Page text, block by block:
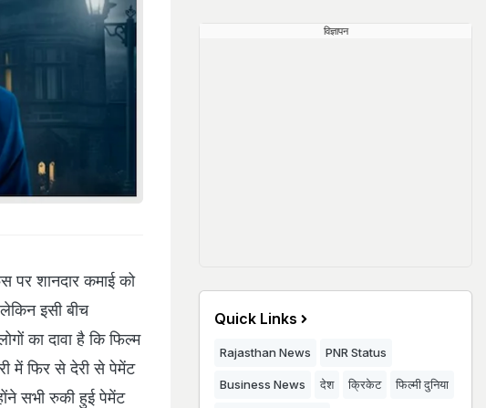
पर शानदार कमाई को
इसी बीच
का दावा है कि फिल्म
में फिर से देरी से पेमेंट
सभी रुकी हुई पेमेंट
विज्ञापन
Quick Links
Rajasthan News PNR Status
Business News देश क्रिकेट फिल्मी दुनिया